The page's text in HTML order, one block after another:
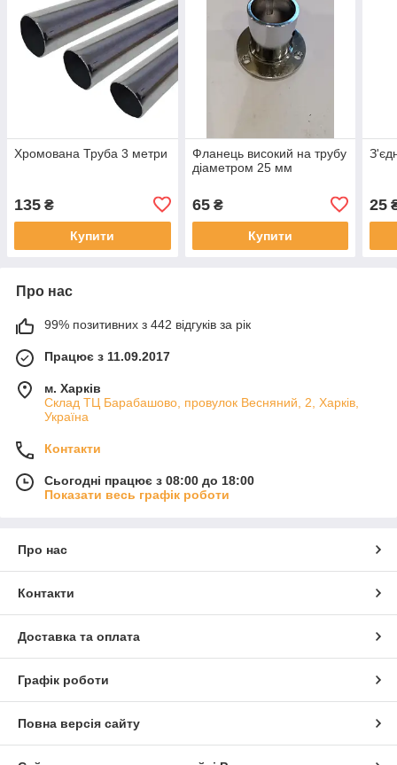
Хромована Труба 3 метри
135 ₴
Купити
Фланець високий на трубу
діаметром 25 мм
65₴
Купити
25
Про нас
99% позитивних з 442 відгуків за рік
Працює з 11.09.2017
м. Харків
Склад ТЦ Барабашово, провулок Весняний, 2, Харків,
Україна
Контакти
Сьогодні працює з 08:00 до 18:00
Показати весь графік роботи
Про нас
Контакти
Доставка та оплата
Графік роботи
Повна версія сайту